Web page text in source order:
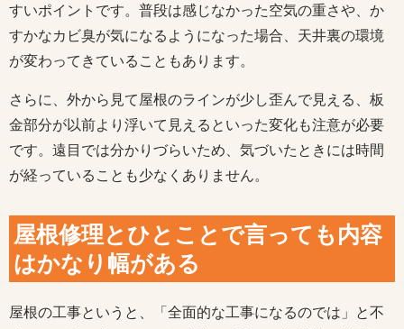
すいポイントです。普段は感じなかった空気の重さや、か
すかなカビ臭が気になるようになった場合、天井裏の環境
が変わってきていることもあります。
さらに、外から見て屋根のラインが少し歪んで見える、板
金部分が以前より浮いて見えるといった変化も注意が必要
です。遠目では分かりづらいため、気づいたときには時間
が経っていることも少なくありません。
屋根修理とひとことで言っても内容
はかなり幅がある
屋根の工事というと、「全面的な工事になるのでは」と不